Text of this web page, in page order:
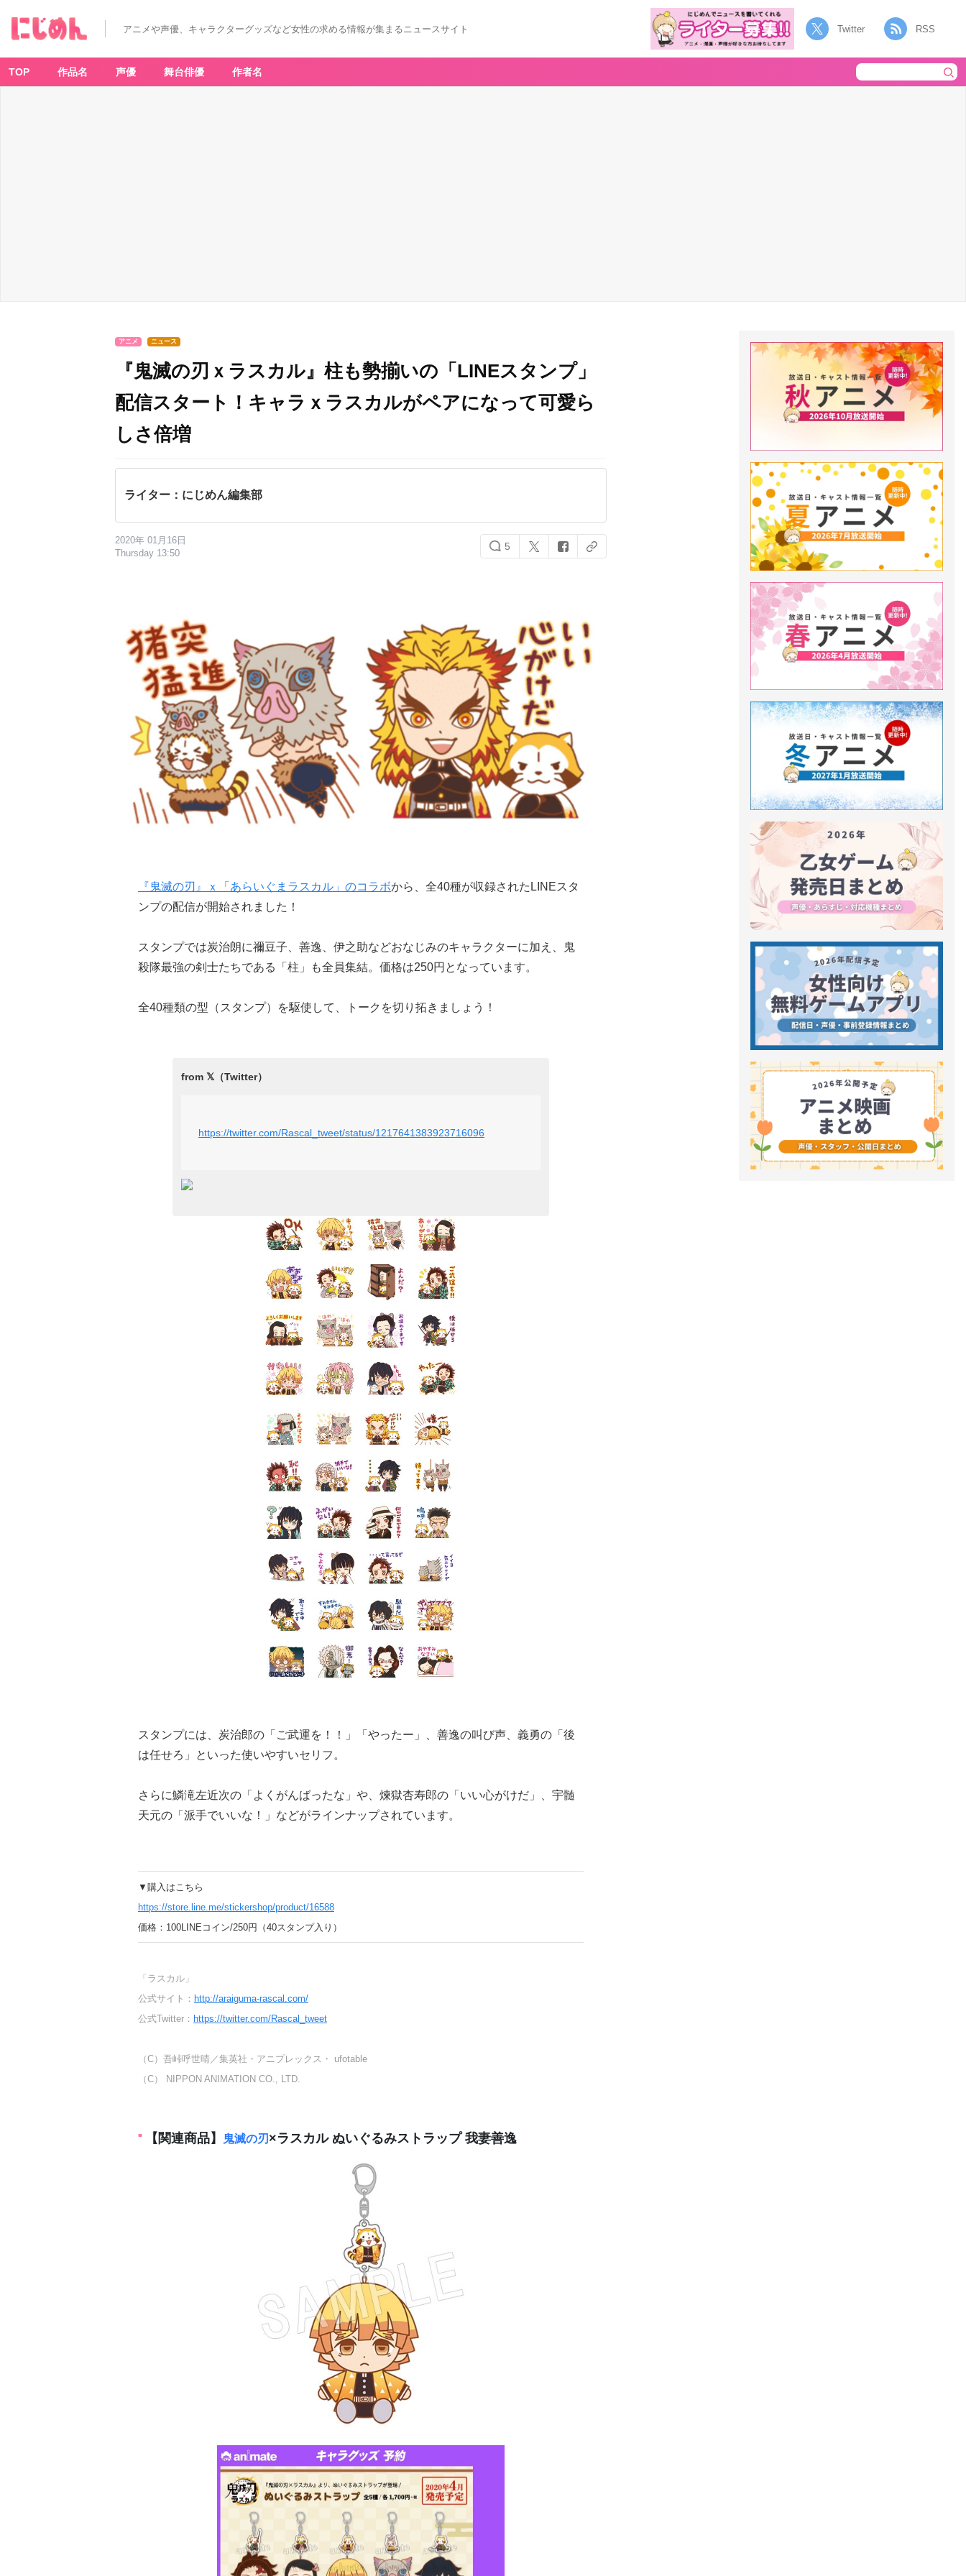
アニメや声優、キャラクターグッズなど女性の求める情報が集まるニュースサイト Twitter RSS
TOP 作品名 声優 舞台俳優 作者名
アニメ ニュース
『鬼滅の刃ｘラスカル』柱も勢揃いの「LINEスタンプ」
配信スタート！キャラｘラスカルがペアになって可愛ら
しさ倍増
ライター：にじめん編集部
2020年 01月16日
Thursday 13:50
5
『鬼滅の刃』ｘ「あらいぐまラスカル」のコラボから、全40種が収録されたLINEスタ
ンプの配信が開始されました！
スタンプでは炭治朗に禰豆子、善逸、伊之助などおなじみのキャラクターに加え、鬼
殺隊最強の剣士たちである「柱」も全員集結。価格は250円となっています。
全40種類の型（スタンプ）を駆使して、トークを切り拓きましょう！
https://twitter.com/Rascal_tweet/status/1217641383923716096
スタンプには、炭治郎の「ご武運を！！」「やったー」、善逸の叫び声、義勇の「後
は任せろ」といった使いやすいセリフ。
さらに鱗滝左近次の「よくがんばったな」や、煉獄杏寿郎の「いい心がけだ」、宇髄
天元の「派手でいいな！」などがラインナップされています。
▼購入はこちら
https://store.line.me/stickershop/product/16588
価格：100LINEコイン/250円（40スタンプ入り）
「ラスカル」
公式サイト： http://araiguma-rascal.com/
公式Twitter： https://twitter.com/Rascal_tweet
（C）吾峠呼世晴／集英社・アニプレックス・ ufotable
（C） NIPPON ANIMATION CO., LTD.
【関連商品】 鬼滅の刃 ×ラスカル ぬいぐるみストラップ 我妻善逸